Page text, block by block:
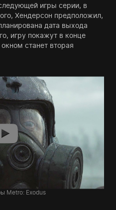
игры серии, в
Хендерсон предположил,
дата выхода
игру покажут в конце
станет вторая
Metro: Exodus